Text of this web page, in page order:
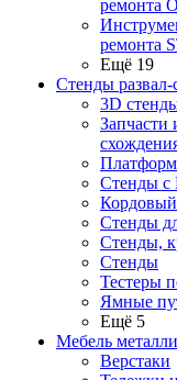
ремонта
ремонта
Ещё 19
Стенды
3D
Запчасти
Стенды с
Кордовый
Стенды
Стенды,
Стенды
Тестеры
Ямные
Ещё 5
Мебель
Верстаки